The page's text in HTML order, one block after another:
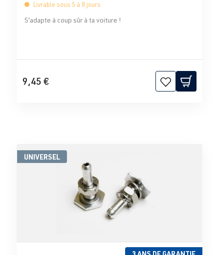
Livrable sous 5 à 8 jours
S'adapte à coup sûr à ta voiture !
9,45 €
UNIVERSEL